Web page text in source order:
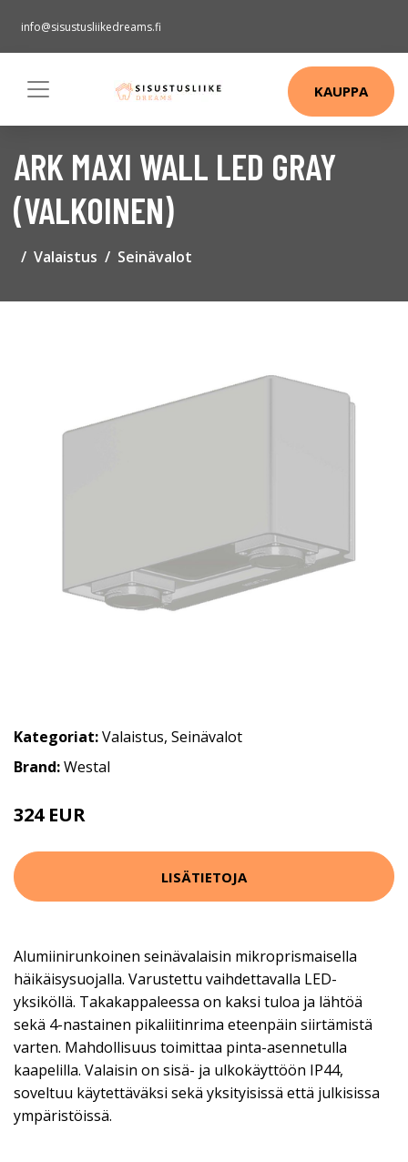
info@sisustusliikedreams.fi
KAUPPA
ARK MAXI WALL LED GRAY
(VALKOINEN)
Valaistus Seinävalot
Kategoriat:Valaistus, Seinävalot
Brand:Westal
324 EUR
LISÄTIETOJA
Alumiinirunkoinen seinävalaisin mikroprismaisella
häikäisysuojalla. Varustettu vaihdettavalla LED-
yksiköllä. Takakappaleessa on kaksi tuloa ja lähtöä
sekä 4-nastainen pikaliitinrima eteenpäin siirtämistä
varten. Mahdollisuus toimittaa pinta-asennetulla
kaapelilla. Valaisin on sisä- ja ulkokäyttöön IP44,
soveltuu käytettäväksi sekä yksityisissä että julkisissa
ympäristöissä.